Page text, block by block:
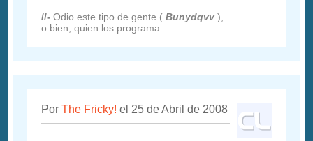
//- Odio este tipo de gente (Bunydqvv ),
o bien, quien los programa...
PorThe Fricky! el 25 de Abril de 2008